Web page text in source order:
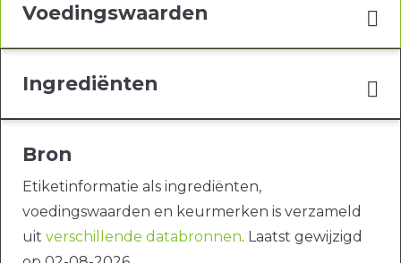
Voedingswaarden
Ingrediënten
Bron
Etiketinformatie als ingrediënten,
voedingswaarden en keurmerken is verzameld
uit verschillende databronnen. Laatst gewijzigd